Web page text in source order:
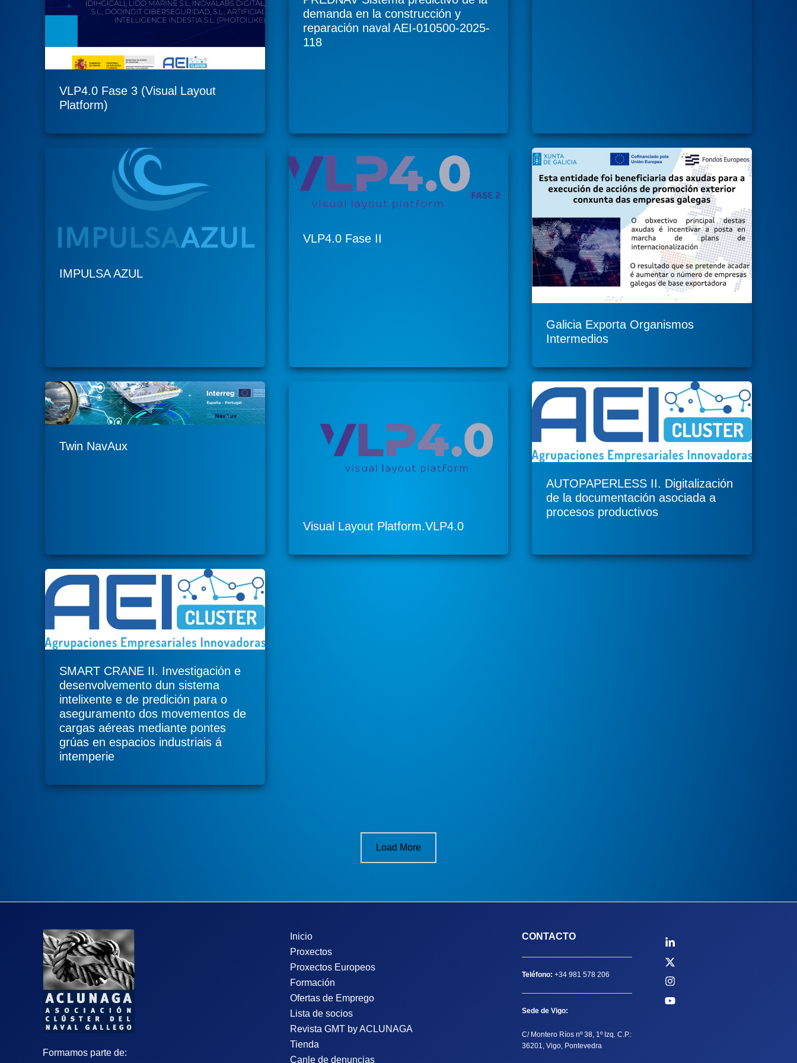
VLP4.0 Fase 3 (Visual Layout
Platform)
demanda en la construcción y
reparación naval AEI-010500-2025-
118
IMPULSA AZUL
VLP4.0 Fase II
Galicia Exporta Organismos
Intermedios
Twin NavAux
Visual Layout Platform.VLP4.0
AUTOPAPERLESS II. Digitalización
de la documentación asociada a
procesos productivos
SMART CRANE II. Investigación e
desenvolvemento dun sistema
intelixente e de predición para o
aseguramento dos movementos de
cargas aéreas mediante pontes
grúas en espacios industriais á
intemperie
Load More
Formamos parte de:
Inicio
Proxectos
Proxectos Europeos
Formación
Ofertas de Emprego
Lista de socios
Revista GMT by ACLUNAGA
Tienda
Canle de denuncias
CONTACTO
Teléfono: +34 981 578 206
Sede de Vigo:
C/ Montero Ríos nº 38, 1º Izq. C.P.:
36201, Vigo, Pontevedra